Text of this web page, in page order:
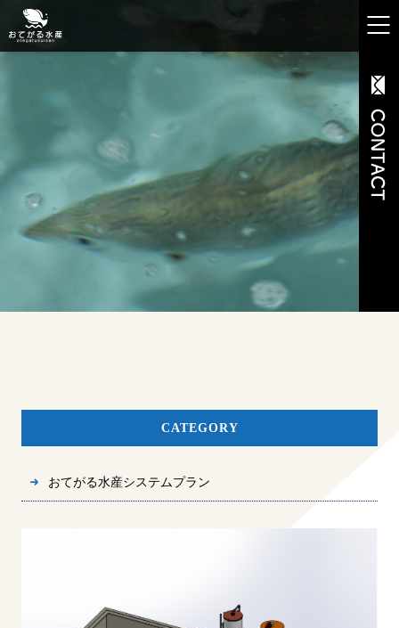
CATEGORY
おてがる水産システムプラン